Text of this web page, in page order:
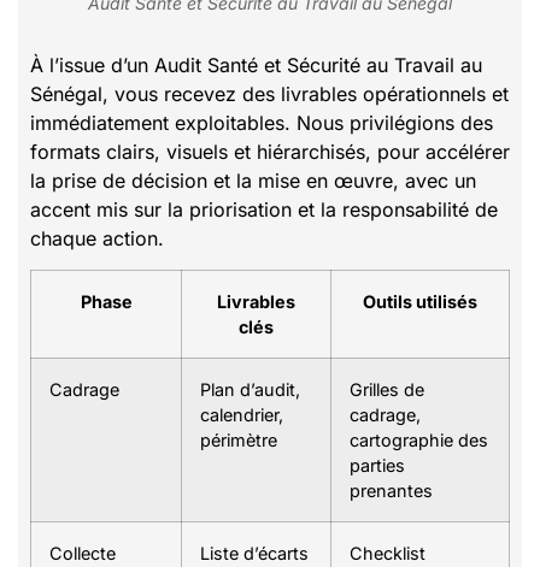
À l’issue d’un Audit Santé et Sécurité au Travail au
Sénégal, vous recevez des livrables opérationnels et
immédiatement exploitables. Nous privilégions des
formats clairs, visuels et hiérarchisés, pour accélérer
la prise de décision et la mise en œuvre, avec un
accent mis sur la priorisation et la responsabilité de
chaque action.
Phase
Livrables
clés
Outils utilisés
Cadrage
Plan d’audit,
calendrier,
périmètre
Grilles de
cadrage,
cartographie des
parties
prenantes
Collecte
Liste d’écarts
Checklist